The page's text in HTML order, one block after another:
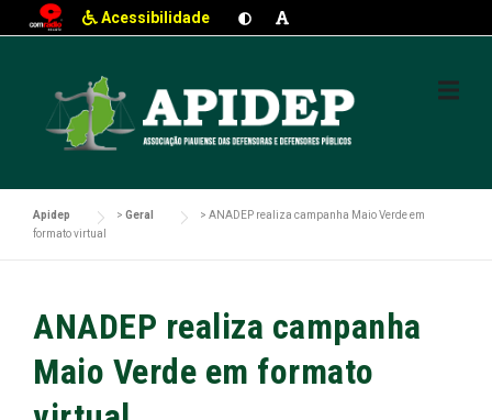
Acessibilidade
Apidep > Geral > ANADEP realiza campanha Maio Verde em
formato virtual
ANADEP realiza campanha
Maio Verde em formato